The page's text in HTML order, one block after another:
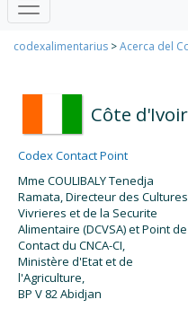
codexalimentarius >Acerca del
Côte
Codex Contact Point
Mme COULIBALY Tenedja
Ramata, Directeur des Cultures
Vivrieres et de la Securite
Alimentaire (DCVSA) et Point de
Contact du CNCA-CI,
Ministère d'Etat et de
l'Agriculture,
BP V 82 Abidjan